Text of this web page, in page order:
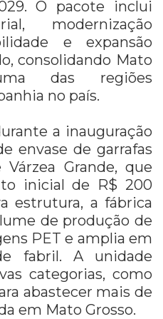
O pacote inclui
modernização
e expansão
consolidando Mato
das regiões
no país.
a inauguração
envase de garrafas
Grande, que
inicial de R$ 200
estrutura, a fábrica
de produção de
PET e amplia em
fabril. A unidade
categorias, como
abastecer mais de
em Mato Grosso.